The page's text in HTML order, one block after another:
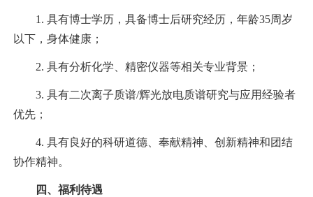
1. 具有博士学历，具备博士后研究经历，年龄35周岁
以下，身体健康；
2. 具有分析化学、精密仪器等相关专业背景；
3. 具有二次离子质谱/辉光放电质谱研究与应用经验者
优先；
4. 具有良好的科研道德、奉献精神、创新精神和团结
协作精神。
四、福利待遇